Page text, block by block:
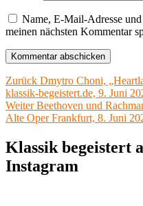
Name, E-Mail-Adresse
meinen nächsten Kommentar
Beitragsnavigation
Zurück Vorheriger
Beitrag:
Dmytro Choni,
klassik-begeistert.de, 9. Juni
Weiter Nächster
Beitrag:
Beethoven und
Alte Oper Frankfurt, 8. Juni
Klassik begeistert
Instagram